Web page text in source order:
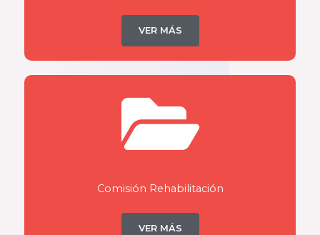
VER MÁS
Comisión Rehabilitación
VER MÁS